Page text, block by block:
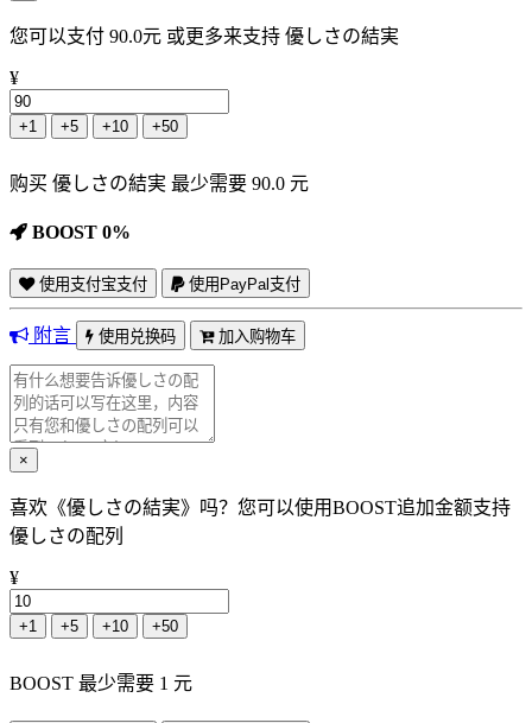
您可以支付 90.0元 或更多来支持 優しさの結実
¥
+1 +5 +10 +50
购买 優しさの結実 最少需要 90.0 元
BOOST 0%
使用支付宝支付 使用PayPal支付
附言 使用兑换码 加入购物车
×
喜欢《優しさの結実》吗？您可以使用BOOST追加金额支持
優しさの配列
¥
+1 +5 +10 +50
BOOST 最少需要 1 元